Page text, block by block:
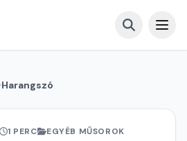
Harangszó
1 PERC EGYÉB MŰSOROK